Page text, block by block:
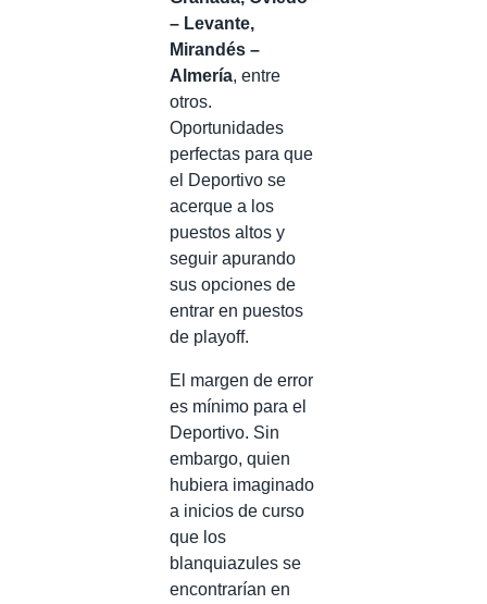
– Levante,
Mirandés –
Almería, entre
otros.
Oportunidades
perfectas para que
el Deportivo se
acerque a los
puestos altos y
seguir apurando
sus opciones de
entrar en puestos
de playoff.
El margen de error
es mínimo para el
Deportivo. Sin
embargo, quien
hubiera imaginado
a inicios de curso
que los
blanquiazules se
encontrarían en